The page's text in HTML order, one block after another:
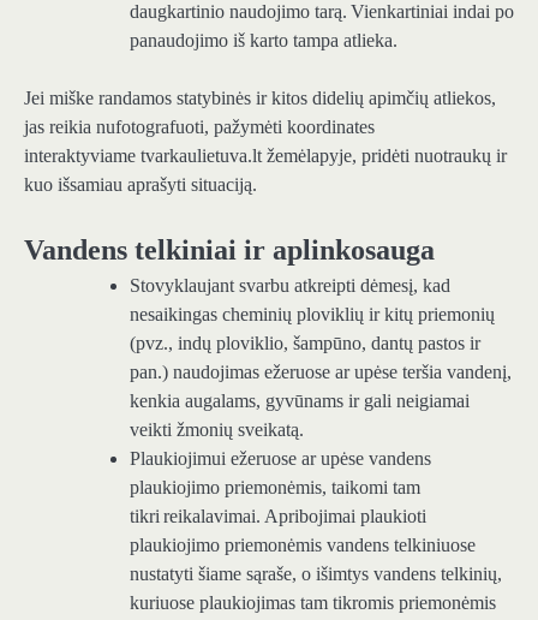
daugkartinio naudojimo tarą. Vienkartiniai indai po
panaudojimo iš karto tampa atlieka.
Jei miške randamos statybinės ir kitos didelių apimčių atliekos,
jas reikia nufotografuoti, pažymėti koordinates
interaktyviame tvarkaulietuva.lt žemėlapyje, pridėti nuotraukų ir
kuo išsamiau aprašyti situaciją.
Vandens telkiniai ir aplinkosauga
Stovyklaujant svarbu atkreipti dėmesį, kad
nesaikingas cheminių ploviklių ir kitų priemonių
(pvz., indų ploviklio, šampūno, dantų pastos ir
pan.) naudojimas ežeruose ar upėse teršia vandenį,
kenkia augalams, gyvūnams ir gali neigiamai
veikti žmonių sveikatą.
Plaukiojimui ežeruose ar upėse vandens
plaukiojimo priemonėmis, taikomi tam
tikri reikalavimai. Apribojimai plaukioti
plaukiojimo priemonėmis vandens telkiniuose
nustatyti šiame sąraše, o išimtys vandens telkinių,
kuriuose plaukiojimas tam tikromis priemonėmis